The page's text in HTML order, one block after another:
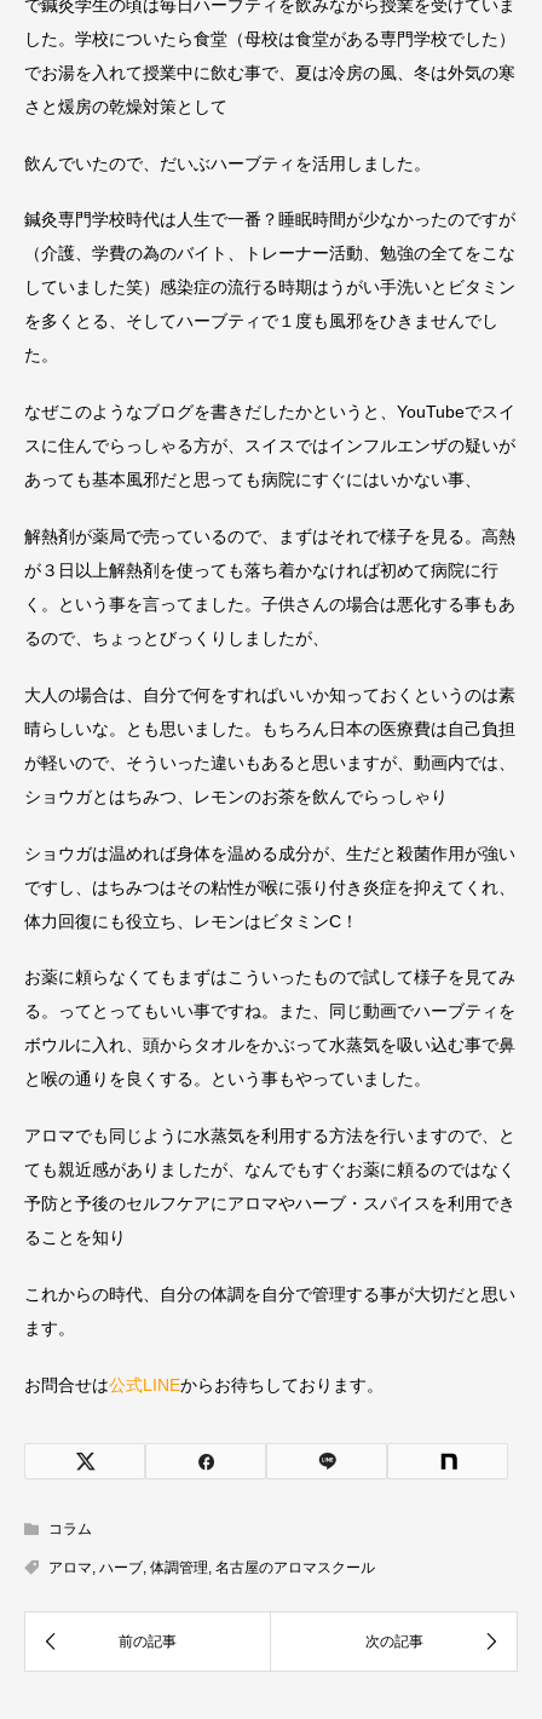
で鍼灸学生の頃は毎日ハーブティを飲みながら授業を受けていま
した。学校についたら食堂（母校は食堂がある専門学校でした）
でお湯を入れて授業中に飲む事で、夏は冷房の風、冬は外気の寒
さと煖房の乾燥対策として
飲んでいたので、だいぶハーブティを活用しました。
鍼灸専門学校時代は人生で一番？睡眠時間が少なかったのですが
（介護、学費の為のバイト、トレーナー活動、勉強の全てをこな
していました笑）感染症の流行る時期はうがい手洗いとビタミン
を多くとる、そしてハーブティで１度も風邪をひきませんでし
た。
なぜこのようなブログを書きだしたかというと、YouTubeでスイ
スに住んでらっしゃる方が、スイスではインフルエンザの疑いが
あっても基本風邪だと思っても病院にすぐにはいかない事、
解熱剤が薬局で売っているので、まずはそれで様子を見る。高熱
が３日以上解熱剤を使っても落ち着かなければ初めて病院に行
く。という事を言ってました。子供さんの場合は悪化する事もあ
るので、ちょっとびっくりしましたが、
大人の場合は、自分で何をすればいいか知っておくというのは素
晴らしいな。とも思いました。もちろん日本の医療費は自己負担
が軽いので、そういった違いもあると思いますが、動画内では、
ショウガとはちみつ、レモンのお茶を飲んでらっしゃり
ショウガは温めれば身体を温める成分が、生だと殺菌作用が強い
ですし、はちみつはその粘性が喉に張り付き炎症を抑えてくれ、
体力回復にも役立ち、レモンはビタミンC！
お薬に頼らなくてもまずはこういったもので試して様子を見てみ
る。ってとってもいい事ですね。また、同じ動画でハーブティを
ボウルに入れ、頭からタオルをかぶって水蒸気を吸い込む事で鼻
と喉の通りを良くする。という事もやっていました。
アロマでも同じように水蒸気を利用する方法を行いますので、と
ても親近感がありましたが、なんでもすぐお薬に頼るのではなく
予防と予後のセルフケアにアロマやハーブ・スパイスを利用でき
ることを知り
これからの時代、自分の体調を自分で管理する事が大切だと思い
ます。
お問合せは公式LINEからお待ちしております。
コラム
アロマ ハーブ 体調管理 名古屋のアロマスクール